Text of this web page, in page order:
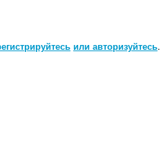
или авторизуйтесь.